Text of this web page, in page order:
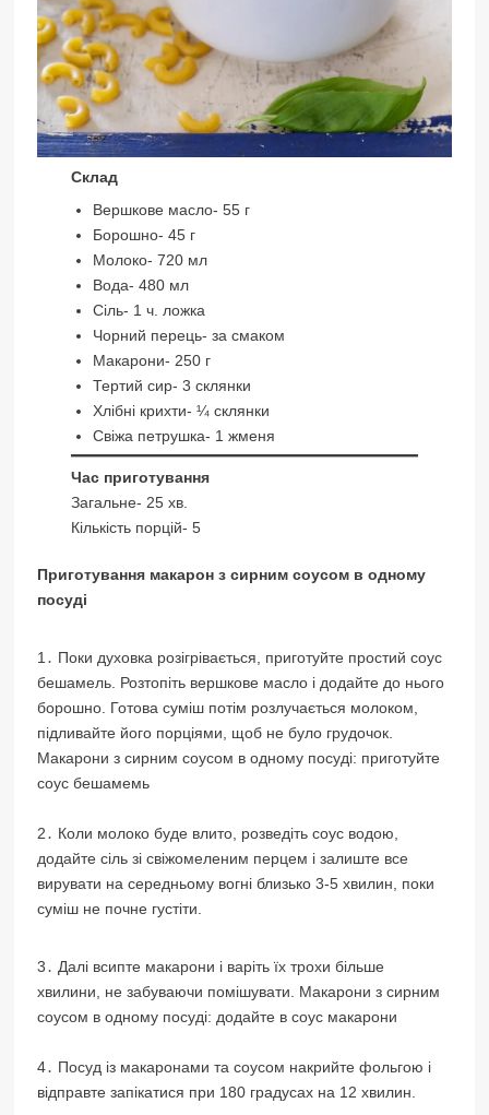
Склад
Вершкове масло- 55 г
Борошно- 45 г
Молоко- 720 мл
Вода- 480 мл
Сіль- 1 ч. ложка
Чорний перець- за смаком
Макарони- 250 г
Тертий сир- 3 склянки
Хлібні крихти- ¼ склянки
Свіжа петрушка- 1 жменя
Час приготування
Загальне- 25 хв.
Кількість порцій- 5
Приготування макарон з сирним соусом в одному
посуді
1․ Поки духовка розігрівається, приготуйте простий соус
бешамель. Розтопіть вершкове масло і додайте до нього
борошно. Готова суміш потім розлучається молоком,
підливайте його порціями, щоб не було грудочок.
Макарони з сирним соусом в одному посуді: приготуйте
соус бешамемь
2․ Коли молоко буде влито, розведіть соус водою,
додайте сіль зі свіжомеленим перцем і залиште все
вирувати на середньому вогні близько 3-5 хвилин, поки
суміш не почне густіти.
3․ Далі всипте макарони і варіть їх трохи більше
хвилини, не забуваючи помішувати. Макарони з сирним
соусом в одному посуді: додайте в соус макарони
4․ Посуд із макаронами та соусом накрийте фольгою і
відправте запікатися при 180 градусах на 12 хвилин.